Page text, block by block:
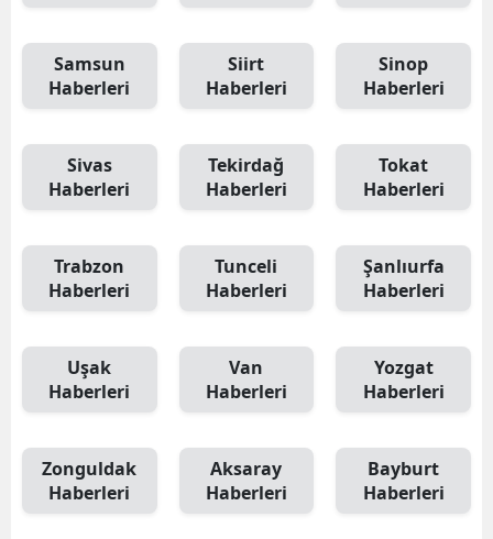
Samsun
Haberleri
Siirt
Haberleri
Sinop
Haberleri
Sivas
Haberleri
Tekirdağ
Haberleri
Tokat
Haberleri
Trabzon
Haberleri
Tunceli
Haberleri
Şanlıurfa
Haberleri
Uşak
Haberleri
Van
Haberleri
Yozgat
Haberleri
Zonguldak
Haberleri
Aksaray
Haberleri
Bayburt
Haberleri